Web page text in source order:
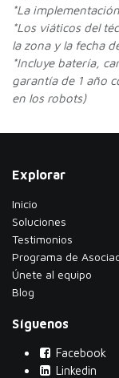
*La
*Los viáticos del
la zona y la fecha
*Incluye batería,
garantía de 1 año
en los robots)
Explorar
Inicio
Soluciones
Testimonios
​Programa de
Únete al equipo
Blog
Síguenos
Facebook
Linkedin